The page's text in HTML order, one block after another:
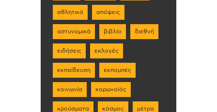
αθλητικά απόψεις
αστυνομικά βιβλίο διεθνή
ειδήσεις εκλογές
εκπαίδευση εκπομπές
κοινωνία κορωνοϊός
κρούσματα κόσμος μέτρα